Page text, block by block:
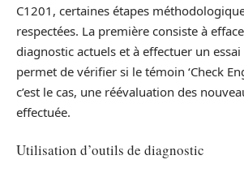
C1201, certaines étapes
respectées. La première consiste à
diagnostic actuels et à effectuer un essai
permet de vérifier si le témoin ‘Check
c’est le cas, une réévaluation des
effectuée.
Utilisation d’outils de diagnostic